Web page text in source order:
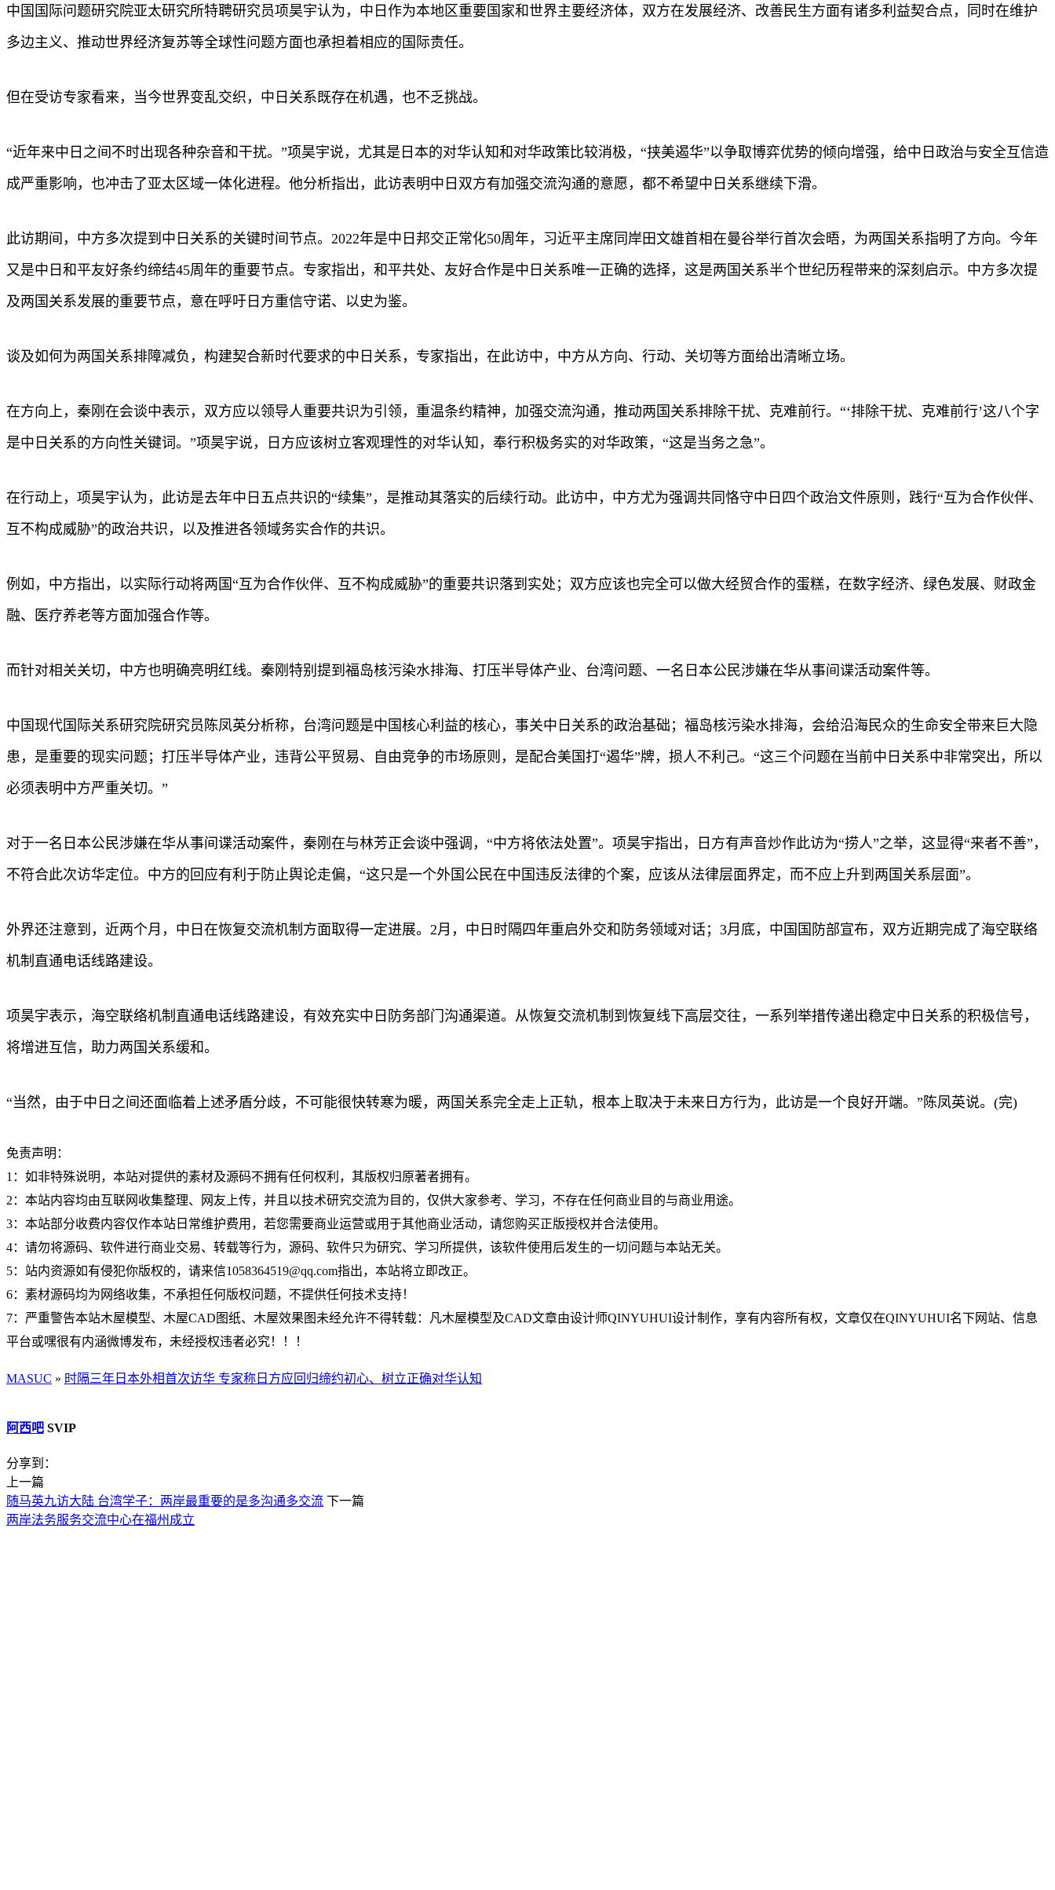
中国国际问题研究院亚太研究所特聘研究员项昊宇认为，中日作为本地区重要国家和世界主要经济体，双方在发展经济、改善民生方面有诸多利益契合点，同时在维护
多边主义、推动世界经济复苏等全球性问题方面也承担着相应的国际责任。
但在受访专家看来，当今世界变乱交织，中日关系既存在机遇，也不乏挑战。
“近年来中日之间不时出现各种杂音和干扰。”项昊宇说，尤其是日本的对华认知和对华政策比较消极，“挟美遏华”以争取博弈优势的倾向增强，给中日政治与安全互信造
成严重影响，也冲击了亚太区域一体化进程。他分析指出，此访表明中日双方有加强交流沟通的意愿，都不希望中日关系继续下滑。
此访期间，中方多次提到中日关系的关键时间节点。2022年是中日邦交正常化50周年，习近平主席同岸田文雄首相在曼谷举行首次会晤，为两国关系指明了方向。今年
又是中日和平友好条约缔结45周年的重要节点。专家指出，和平共处、友好合作是中日关系唯一正确的选择，这是两国关系半个世纪历程带来的深刻启示。中方多次提
及两国关系发展的重要节点，意在呼吁日方重信守诺、以史为鉴。
谈及如何为两国关系排障减负，构建契合新时代要求的中日关系，专家指出，在此访中，中方从方向、行动、关切等方面给出清晰立场。
在方向上，秦刚在会谈中表示，双方应以领导人重要共识为引领，重温条约精神，加强交流沟通，推动两国关系排除干扰、克难前行。“‘排除干扰、克难前行’这八个字
是中日关系的方向性关键词。”项昊宇说，日方应该树立客观理性的对华认知，奉行积极务实的对华政策，“这是当务之急”。
在行动上，项昊宇认为，此访是去年中日五点共识的“续集”，是推动其落实的后续行动。此访中，中方尤为强调共同恪守中日四个政治文件原则，践行“互为合作伙伴、
互不构成威胁”的政治共识，以及推进各领域务实合作的共识。
例如，中方指出，以实际行动将两国“互为合作伙伴、互不构成威胁”的重要共识落到实处；双方应该也完全可以做大经贸合作的蛋糕，在数字经济、绿色发展、财政金
融、医疗养老等方面加强合作等。
而针对相关关切，中方也明确亮明红线。秦刚特别提到福岛核污染水排海、打压半导体产业、台湾问题、一名日本公民涉嫌在华从事间谍活动案件等。
中国现代国际关系研究院研究员陈凤英分析称，台湾问题是中国核心利益的核心，事关中日关系的政治基础；福岛核污染水排海，会给沿海民众的生命安全带来巨大隐
患，是重要的现实问题；打压半导体产业，违背公平贸易、自由竞争的市场原则，是配合美国打“遏华”牌，损人不利己。“这三个问题在当前中日关系中非常突出，所以
必须表明中方严重关切。”
对于一名日本公民涉嫌在华从事间谍活动案件，秦刚在与林芳正会谈中强调，“中方将依法处置”。项昊宇指出，日方有声音炒作此访为“捞人”之举，这显得“来者不善”，
不符合此次访华定位。中方的回应有利于防止舆论走偏，“这只是一个外国公民在中国违反法律的个案，应该从法律层面界定，而不应上升到两国关系层面”。
外界还注意到，近两个月，中日在恢复交流机制方面取得一定进展。2月，中日时隔四年重启外交和防务领域对话；3月底，中国国防部宣布，双方近期完成了海空联络
机制直通电话线路建设。
项昊宇表示，海空联络机制直通电话线路建设，有效充实中日防务部门沟通渠道。从恢复交流机制到恢复线下高层交往，一系列举措传递出稳定中日关系的积极信号，
将增进互信，助力两国关系缓和。
“当然，由于中日之间还面临着上述矛盾分歧，不可能很快转寒为暖，两国关系完全走上正轨，根本上取决于未来日方行为，此访是一个良好开端。”陈凤英说。(完)
免责声明：
1：如非特殊说明，本站对提供的素材及源码不拥有任何权利，其版权归原著者拥有。
2：本站内容均由互联网收集整理、网友上传，并且以技术研究交流为目的，仅供大家参考、学习，不存在任何商业目的与商业用途。
3：本站部分收费内容仅作本站日常维护费用，若您需要商业运营或用于其他商业活动，请您购买正版授权并合法使用。
4：请勿将源码、软件进行商业交易、转载等行为，源码、软件只为研究、学习所提供，该软件使用后发生的一切问题与本站无关。
5：站内资源如有侵犯你版权的，请来信1058364519@qq.com指出，本站将立即改正。
6：素材源码均为网络收集，不承担任何版权问题，不提供任何技术支持！
7：严重警告本站木屋模型、木屋CAD图纸、木屋效果图未经允许不得转载：凡木屋模型及CAD文章由设计师QINYUHUI设计制作，享有内容所有权，文章仅在QINYUHUI名下网站、信息
平台或嘿很有内涵微博发布，未经授权违者必究！！！
MASUC » 时隔三年日本外相首次访华 专家称日方应回归缔约初心、树立正确对华认知
阿西吧 SVIP
分享到：
上一篇
随马英九访大陆 台湾学子：两岸最重要的是多沟通多交流 下一篇
两岸法务服务交流中心在福州成立